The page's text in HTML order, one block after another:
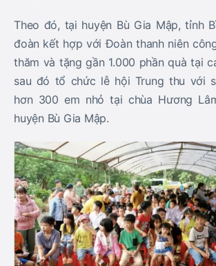
Theo đó, tại huyện Bù Gia Mập, tỉnh
đoàn kết hợp với Đoàn thanh niên
thăm và tặng gần 1.000 phần quà tại
sau đó tổ chức lễ hội Trung thu với
hơn 300 em nhỏ tại chùa Hương
huyện Bù Gia Mập.